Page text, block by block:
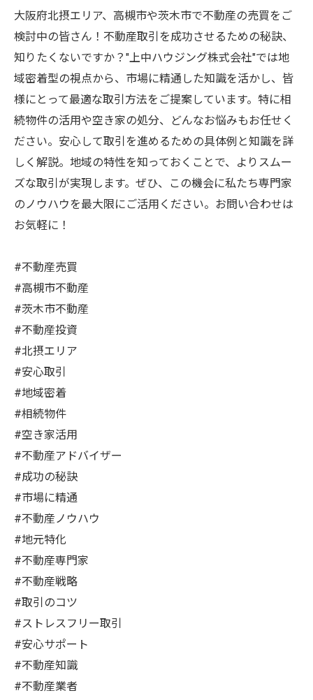
大阪府北摂エリア、高槻市や茨木市で不動産の売買をご
検討中の皆さん！不動産取引を成功させるための秘訣、
知りたくないですか？"上中ハウジング株式会社"では地
域密着型の視点から、市場に精通した知識を活かし、皆
様にとって最適な取引方法をご提案しています。特に相
続物件の活用や空き家の処分、どんなお悩みもお任せく
ださい。安心して取引を進めるための具体例と知識を詳
しく解説。地域の特性を知っておくことで、よりスムー
ズな取引が実現します。ぜひ、この機会に私たち専門家
のノウハウを最大限にご活用ください。お問い合わせは
お気軽に！
#不動産売買
#高槻市不動産
#茨木市不動産
#不動産投資
#北摂エリア
#安心取引
#地域密着
#相続物件
#空き家活用
#不動産アドバイザー
#成功の秘訣
#市場に精通
#不動産ノウハウ
#地元特化
#不動産専門家
#不動産戦略
#取引のコツ
#ストレスフリー取引
#安心サポート
#不動産知識
#不動産業者